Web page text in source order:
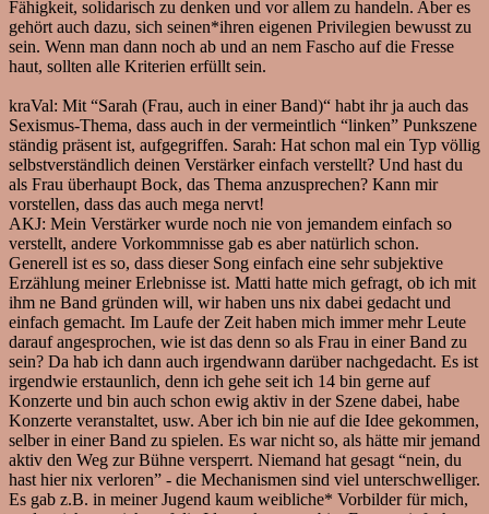
Fähigkeit, solidarisch zu denken und vor allem zu handeln. Aber es
gehört auch dazu, sich seinen*ihren eigenen Privilegien bewusst zu
sein. Wenn man dann noch ab und an nem Fascho auf die Fresse
haut, sollten alle Kriterien erfüllt sein.
kraVal: Mit “Sarah (Frau, auch in einer Band)“ habt ihr ja auch das
Sexismus-Thema, dass auch in der vermeintlich “linken” Punkszene
ständig präsent ist, aufgegriffen. Sarah: Hat schon mal ein Typ völlig
selbstverständlich deinen Verstärker einfach verstellt? Und hast du
als Frau überhaupt Bock, das Thema anzusprechen? Kann mir
vorstellen, dass das auch mega nervt!
AKJ: Mein Verstärker wurde noch nie von jemandem einfach so
verstellt, andere Vorkommnisse gab es aber natürlich schon.
Generell ist es so, dass dieser Song einfach eine sehr subjektive
Erzählung meiner Erlebnisse ist. Matti hatte mich gefragt, ob ich mit
ihm ne Band gründen will, wir haben uns nix dabei gedacht und
einfach gemacht. Im Laufe der Zeit haben mich immer mehr Leute
darauf angesprochen, wie ist das denn so als Frau in einer Band zu
sein? Da hab ich dann auch irgendwann darüber nachgedacht. Es ist
irgendwie erstaunlich, denn ich gehe seit ich 14 bin gerne auf
Konzerte und bin auch schon ewig aktiv in der Szene dabei, habe
Konzerte veranstaltet, usw. Aber ich bin nie auf die Idee gekommen,
selber in einer Band zu spielen. Es war nicht so, als hätte mir jemand
aktiv den Weg zur Bühne versperrt. Niemand hat gesagt “nein, du
hast hier nix verloren” - die Mechanismen sind viel unterschwelliger.
Es gab z.B. in meiner Jugend kaum weibliche* Vorbilder für mich,